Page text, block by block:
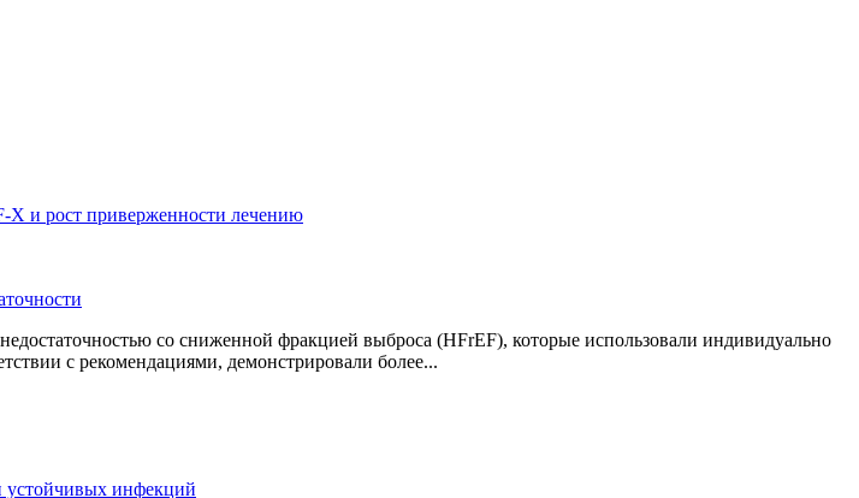
со сниженной фракцией выброса (HFrEF), которые использовали индивидуально
с рекомендациями, демонстрировали более...